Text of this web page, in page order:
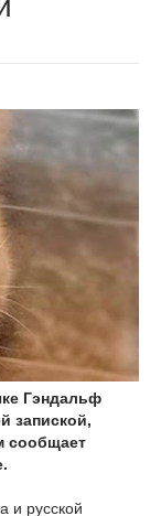
Гэндальф
запиской,
сообщает
и русской